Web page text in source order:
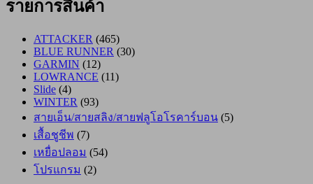
รายการสินค้า
ATTACKER (465)
BLUE RUNNER (30)
GARMIN (12)
LOWRANCE (11)
Slide (4)
WINTER (93)
สายเอ็น/สายสลิง/สายฟลูโอโรคาร์บอน (5)
เสื้อชูชีพ (7)
เหยื่อปลอม (54)
โปรแกรม (2)